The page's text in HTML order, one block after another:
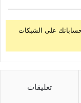
على الشبكات
تعليقات